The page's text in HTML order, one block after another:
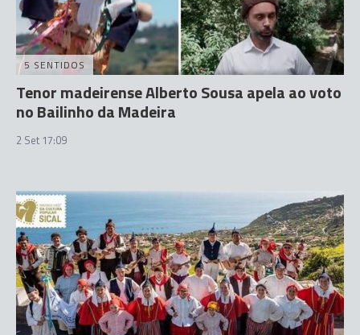
5 SENTIDOS
Tenor madeirense Alberto Sousa apela ao voto
no Bailinho da Madeira
2 Set 17:09